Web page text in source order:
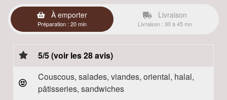
À emporter
Préparation : 20 min
Livraison
Livraison : 30 à 45 mn
5/5 (voir les 28 avis)
Couscous, salades, viandes, oriental, halal,
pâtisseries, sandwiches